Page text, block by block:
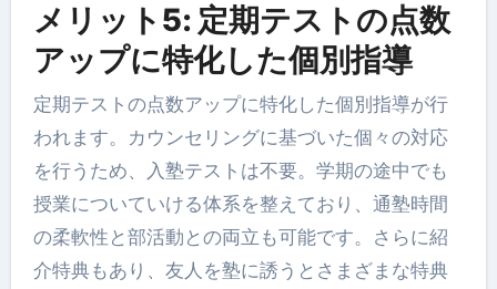
メリット5: 定期テストの点数
アップに特化した個別指導
定期テストの点数アップに特化した個別指導が行
われます。カウンセリングに基づいた個々の対応
を行うため、入塾テストは不要。学期の途中でも
授業についていける体系を整えており、通塾時間
の柔軟性と部活動との両立も可能です。さらに紹
介特典もあり、友人を塾に誘うとさまざまな特典